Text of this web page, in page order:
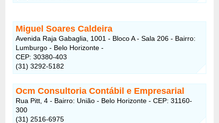
Miguel Soares Caldeira
Avenida Raja Gabaglia, 1001 - Bloco A - Sala 206 - Bairro:
Lumburgo - Belo Horizonte -
CEP: 30380-403
(31) 3292-5182
Ocm Consultoria Contábil e Empresarial
Rua Pitt, 4 - Bairro: União - Belo Horizonte - CEP: 31160-
300
(31) 2516-6975